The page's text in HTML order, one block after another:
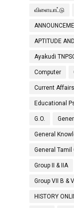
விளையாட்டு
APTITUDE
Ayakudi
Computer
Current
Educational
G.O.
General
General Tamil
Group II & IIA
Group VII B &
HISTORY